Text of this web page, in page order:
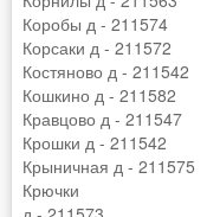
Коробы д - 211574
Корсаки д - 211572
Костяново д - 211542
Кошкино д - 211582
Кравцово д - 211547
Крошки д - 211542
Крыничная д - 211575
Крючки